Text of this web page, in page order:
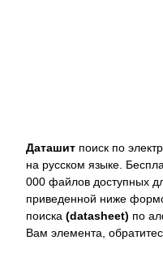
Даташит поиск по
на русском языке.
000 файлов доступных
приведенной ниже
поиска (datasheet) по
Вам элемента,